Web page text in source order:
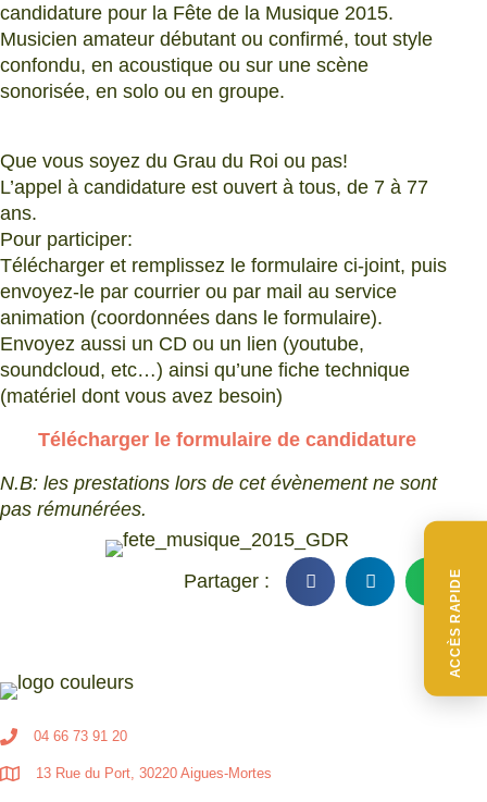
ACCÈS RAPIDE
candidature pour la Fête de la Musique 2015.
Musicien amateur débutant ou confirmé, tout style
confondu, en acoustique ou sur une scène
sonorisée, en solo ou en groupe.
Que vous soyez du Grau du Roi ou pas!
L’appel à candidature est ouvert à tous, de 7 à 77
ans.
Pour participer:
Télécharger et remplissez le formulaire ci-joint, puis
envoyez-le par courrier ou par mail au service
animation (coordonnées dans le formulaire).
Envoyez aussi un CD ou un lien (youtube,
soundcloud, etc…) ainsi qu’une fiche technique
(matériel dont vous avez besoin)
Télécharger le formulaire de candidature
N.B: les prestations lors de cet évènement ne sont
pas rémunérées.
04 66 73 91 20
13 Rue du Port, 30220 Aigues-Mortes